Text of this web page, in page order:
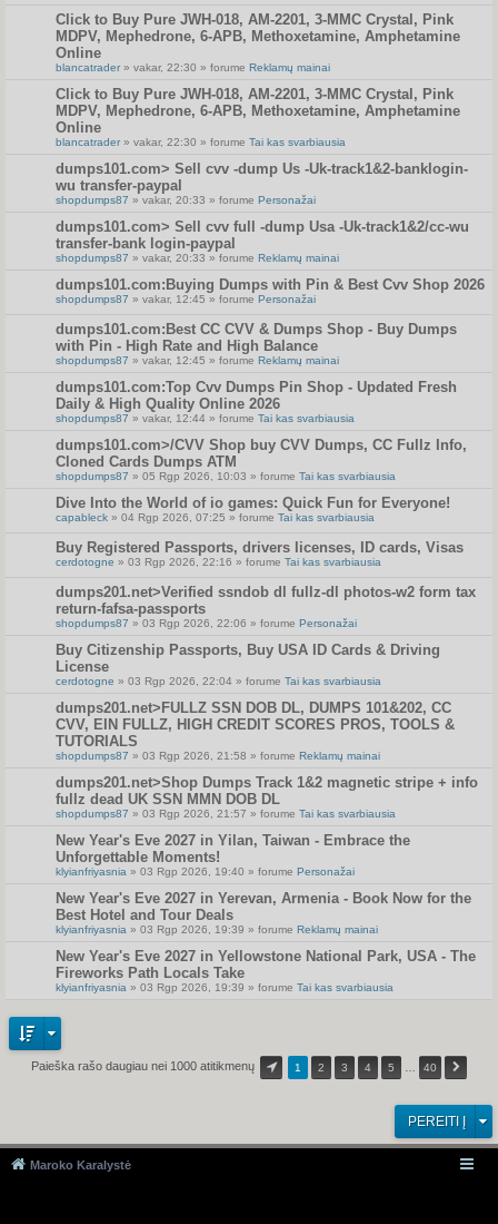
Click to Buy Pure JWH-018, AM-2201, 3-MMC Crystal, Pink
MDPV, Mephedrone, 6-APB, Methoxetamine, Amphetamine
Online
blancatrader » vakar, 22:30 » forume Reklamų mainai
Click to Buy Pure JWH-018, AM-2201, 3-MMC Crystal, Pink
MDPV, Mephedrone, 6-APB, Methoxetamine, Amphetamine
Online
blancatrader » vakar, 22:30 » forume Tai kas svarbiausia
dumps101.com> Sell cvv -dump Us -Uk-track1&2-banklogin-
wu transfer-paypal
shopdumps87 » vakar, 20:33 » forume Personažai
dumps101.com> Sell cvv full -dump Usa -Uk-track1&2/cc-wu
transfer-bank login-paypal
shopdumps87 » vakar, 20:33 » forume Reklamų mainai
dumps101.com:Buying Dumps with Pin & Best Cvv Shop 2026
shopdumps87 » vakar, 12:45 » forume Personažai
dumps101.com:Best CC CVV & Dumps Shop - Buy Dumps
with Pin - High Rate and High Balance
shopdumps87 » vakar, 12:45 » forume Reklamų mainai
dumps101.com:Top Cvv Dumps Pin Shop - Updated Fresh
Daily & High Quality Online 2026
shopdumps87 » vakar, 12:44 » forume Tai kas svarbiausia
dumps101.com>/CVV Shop buy CVV Dumps, CC Fullz Info,
Cloned Cards Dumps ATM
shopdumps87 » 05 Rgp 2026, 10:03 » forume Tai kas svarbiausia
Dive Into the World of io games: Quick Fun for Everyone!
capableck » 04 Rgp 2026, 07:25 » forume Tai kas svarbiausia
Buy Registered Passports, drivers licenses, ID cards, Visas
cerdotogne » 03 Rgp 2026, 22:16 » forume Tai kas svarbiausia
dumps201.net>Verified ssndob dl fullz-dl photos-w2 form tax
return-fafsa-passports
shopdumps87 » 03 Rgp 2026, 22:06 » forume Personažai
Buy Citizenship Passports, Buy USA ID Cards & Driving
License
cerdotogne » 03 Rgp 2026, 22:04 » forume Tai kas svarbiausia
dumps201.net>FULLZ SSN DOB DL, DUMPS 101&202, CC
CVV, EIN FULLZ, HIGH CREDIT SCORES PROS, TOOLS &
TUTORIALS
shopdumps87 » 03 Rgp 2026, 21:58 » forume Reklamų mainai
dumps201.net>Shop Dumps Track 1&2 magnetic stripe + info
fullz dead UK SSN MMN DOB DL
shopdumps87 » 03 Rgp 2026, 21:57 » forume Tai kas svarbiausia
New Year's Eve 2027 in Yilan, Taiwan - Embrace the
Unforgettable Moments!
klyianfriyasnia » 03 Rgp 2026, 19:40 » forume Personažai
New Year's Eve 2027 in Yerevan, Armenia - Book Now for the
Best Hotel and Tour Deals
klyianfriyasnia » 03 Rgp 2026, 19:39 » forume Reklamų mainai
New Year's Eve 2027 in Yellowstone National Park, USA - The
Fireworks Path Locals Take
klyianfriyasnia » 03 Rgp 2026, 19:39 » forume Tai kas svarbiausia
Paieška rašo daugiau nei 1000 atitikmenų 1 2 3 4 5 40
PEREITI Į
Maroko Karalystė